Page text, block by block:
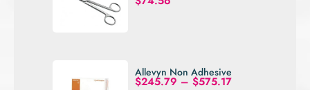
Allevyn Non Adhesive
$245.79 –$575.17